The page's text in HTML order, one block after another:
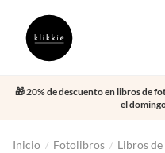
🎁 20% de descuento en libros de
el
Inicio / Fotolibros / Libros